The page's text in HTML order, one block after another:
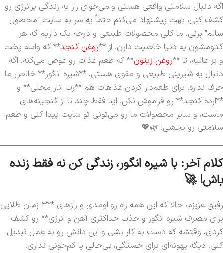
اگه دنبال سلامتی واقعی هستی و می‌خوای راز یه زندگی پرانرژی رو
کشف کنی، بهت پیشنهاد می‌کنم حتماً یه سر به سایت “محصول
سالم” بزنی. ما کلی محصولات طبیعی و درجه یک داریم که هر
کدومشون یه دنیا خاصیت دارن. از **روغن کنجد** که واسه پخت
و پز عالیه، تا **روغن زیتون** که طعم غذات رو عوض می‌کنه. اگه
دنبال یه شیرینی طبیعی و مقوی هستی، **شیره انگور** خالص ما
حرف نداره. برای طعم‌دار کردن غذاهات هم **رب انار محلی** و
**ارده کنجد** رو فراموش نکن. اینا فقط چند تا از گنجینه‌های
ماست، و سایر محصولات ما رو می‌تونی تو سایت پیدا کنی و طعم
سلامتی رو بچشی! 🌿💖
کلام آخر: با شیره انگور، زندگی کن نه فقط زنده
باش! 🚀
رفیق عزیزم، حالا که این همه راه رو اومدی و رازهای **3 زمان طلایی
برای مصرف شیره انگور و جذب حداکثری آهن و انرژی** رو کشف
کردی، وقتشه که دست به کار بشی و این دانش رو به عمل تبدیل
کنی. دیگه بهونه‌ای برای خستگی، بی‌حالی یا کم‌خونی نداری.